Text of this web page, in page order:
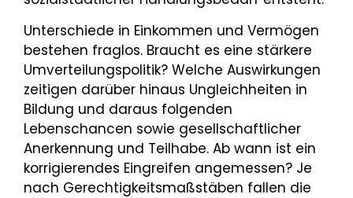
Unterschiede in Einkommen und Vermögen
bestehen fraglos. Braucht es eine stärkere
Umverteilungspolitik? Welche Auswirkungen
zeitigen darüber hinaus Ungleichheiten in
Bildung und daraus folgenden
Lebenschancen sowie gesellschaftlicher
Anerkennung und Teilhabe. Ab wann ist ein
korrigierendes Eingreifen angemessen? Je
nach Gerechtigkeitsmaßstäben fallen die